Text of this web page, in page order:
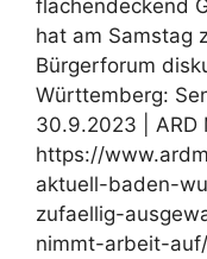
flächendeckend
hat am Samstag
Bürgerforum
Württemberg:
30.9.2023 | ARD
https://
aktuell-baden-
zufaellig-
nimmt-arbeit-